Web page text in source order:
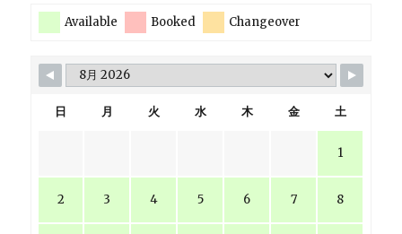
Available Booked Changeover
日 月 火 水 木 金 土
1
2 3 4 5 6 7 8